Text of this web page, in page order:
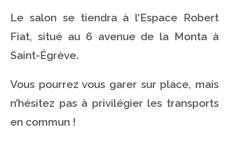
Le salon se tiendra à l’Espace Robert
Fiat, situé au 6 avenue de la Monta à
Saint-Égrève.
Vous pourrez vous garer sur place, mais
n’hésitez pas à privilégier les transports
en commun !